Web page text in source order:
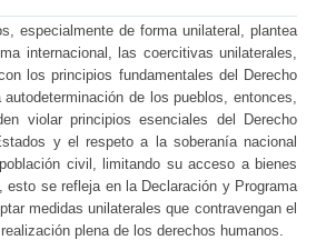
especialmente de forma unilateral, plantea
internacional, las coercitivas unilaterales,
los principios fundamentales del Derecho
de los pueblos, entonces,
violar principios esenciales del Derecho
y el respeto a la soberanía nacional
civil, limitando su acceso a bienes
se refleja en la Declaración y Programa
medidas unilaterales que contravengan el
plena de los derechos humanos.